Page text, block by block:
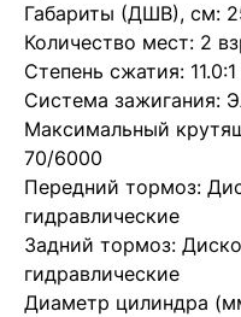
Габариты (ДШВ), см:
Количество мест: 2
Степень сжатия: 11.0:1
Система зажигания:
Максимальный
70/6000
Передний тормоз:
гидравлические
Задний тормоз:
гидравлические
Диаметр цилиндра